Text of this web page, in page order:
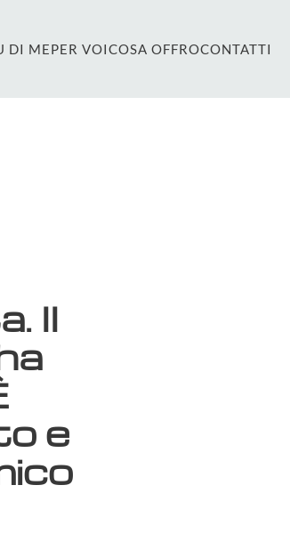
DI MEPER VOICOSA OFFROCONTATTI
Il
e